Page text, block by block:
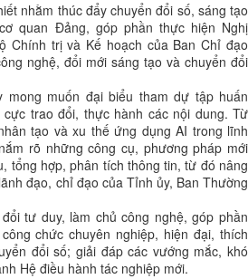
nhằm thúc đẩy chuyển đổi số, sáng tạo
quan Đảng, góp phần thực hiện Nghị
Chính trị và Kế hoạch của Ban Chỉ đạo
nghệ, đổi mới sáng tạo và chuyển đổi
mong muốn đại biểu tham dự tập huấn
trao đổi, thực hành các nội dung. Từ
tạo và xu thế ứng dụng AI trong lĩnh
rõ những công cụ, phương pháp mới
tổng hợp, phân tích thông tin, từ đó nâng
đạo, chỉ đạo của Tỉnh ủy, Ban Thường
tư duy, làm chủ công nghệ, góp phần
chức chuyên nghiệp, hiện đại, thích
đổi số; giải đáp các vướng mắc, khó
Hệ điều hành tác nghiệp mới.